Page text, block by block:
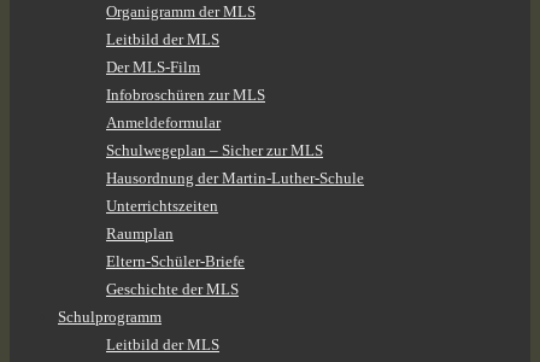
Organigramm der MLS
Leitbild der MLS
Der MLS-Film
Infobroschüren zur MLS
Anmeldeformular
Schulwegeplan – Sicher zur MLS
Hausordnung der Martin-Luther-Schule
Unterrichtszeiten
Raumplan
Eltern-Schüler-Briefe
Geschichte der MLS
Schulprogramm
Leitbild der MLS